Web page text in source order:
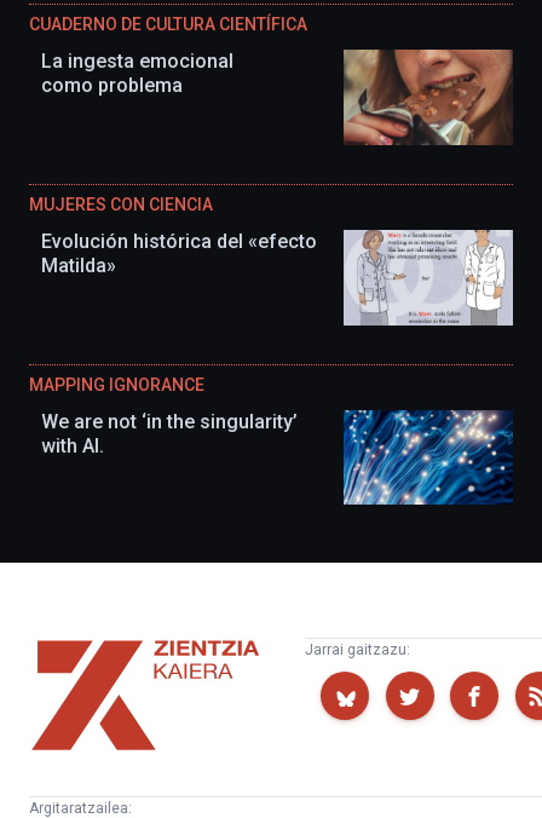
CUADERNO DE CULTURA CIENTÍFICA
La ingesta emocional
como problema
MUJERES CON CIENCIA
Evolución histórica del «efecto
Matilda»
MAPPING IGNORANCE
We are not ‘in the singularity’
with AI.
Zientzia
Kaiera
Jarrai gaitzazu:
Argitaratzailea: